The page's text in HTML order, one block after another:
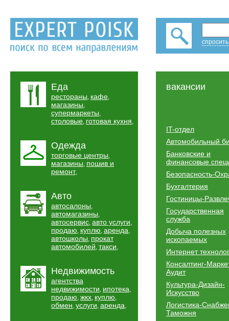
Еда
рестораны, кафе,
магазины,
супермаркеты,
столовые, готовая кухня,
Одежда
торговые центры,
магазины, пошив и
ремонт,
Авто
автосалоны,
автомагазины,
автосервис, авто услуги,
продаю, куплю, аренда,
автошколы, прокат
автомобилей, такси,
Недвижимость
агентства
недвижимости, ипотека,
продаю, жкх, куплю,
обмен, услуги, аренда,
вакансии
IT-отдел
Автомобильный
Банковские и
финансовые
Безопасность-
Бухгалтерия
Гостиницы-
Государственная
служба
Добыча полезных
ископаемых
Интернет
Консалтинг-
Аудит
Культура-Дизайн-
Искусство
Логистика-
Таможня